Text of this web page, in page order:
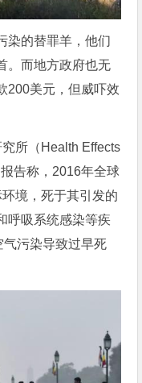
的替罪羊，他们
。而地方政府也无
200美元，但威吓效
所（Health Effects
告称，2016年全球
境，死于其引发的
呼吸系统感染等疾
污染导致过早死